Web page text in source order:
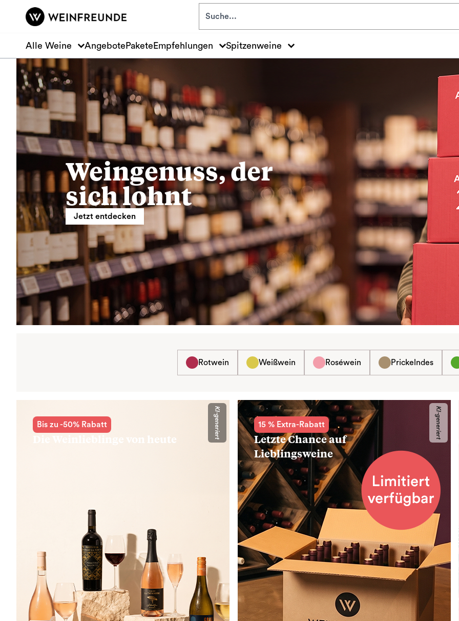
Zum Hauptinhalt springen
Alle Weine Angebote Pakete Empfehlungen Spitzenweine
Weingenuss, der
sich lohnt
Jetzt entdecken
Rotwein Weißwein Roséwein Prickelndes
Bis zu -50% Rabatt
Die Weinlieblinge von heute
KI-generiert 15 % Extra-Rabatt
Letzte Chance auf
Lieblingsweine
KI-generiert